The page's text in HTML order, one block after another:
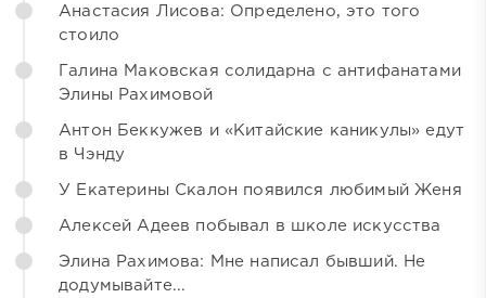
Анастасия Лисова: Определено, это того
стоило
Галина Маковская солидарна с антифанатами
Элины Рахимовой
Антон Беккужев и «Китайские каникулы» едут
в Чэнду
У Екатерины Скалон появился любимый Женя
Алексей Адеев побывал в школе искусства
Элина Рахимова: Мне написал бывший. Не
додумывайте...